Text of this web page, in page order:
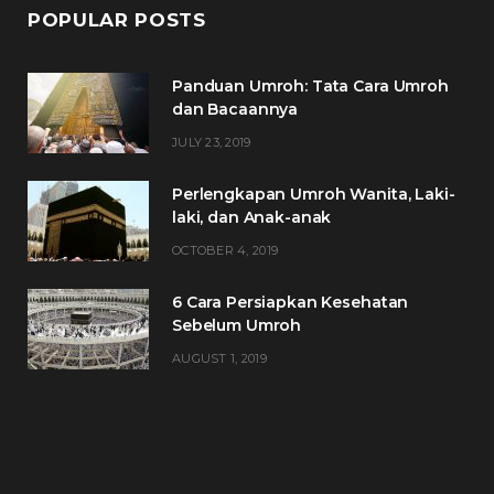
POPULAR POSTS
Panduan Umroh: Tata Cara Umroh
dan Bacaannya
JULY 23, 2019
Perlengkapan Umroh Wanita, Laki-
laki, dan Anak-anak
OCTOBER 4, 2019
6 Cara Persiapkan Kesehatan
Sebelum Umroh
AUGUST 1, 2019